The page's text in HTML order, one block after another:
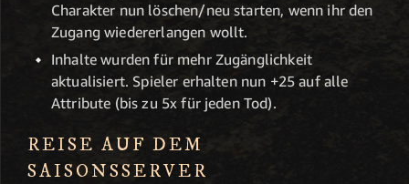
Charakter nun löschen/neu starten, wenn ihr den
Zugang wiedererlangen wollt.
Inhalte wurden für mehr Zugänglichkeit
aktualisiert. Spieler erhalten nun +25 auf alle
Attribute (bis zu 5x für jeden Tod).
REISE AUF DEM
SAISONSSERVER